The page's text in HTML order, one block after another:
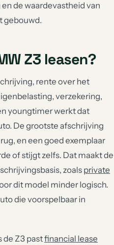
de waardevastheid van
gebouwd.
Z3 leasen?
rente over het
verzekering,
youngtimer werkt dat
De grootste afschrijving
en een goed exemplaar
of stijgt zelfs. Dat maakt de
zoals private
dit model minder logisch.
die voorspelbaar in
de Z3 pastfinancial lease